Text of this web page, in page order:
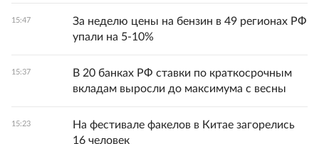
15:47
За неделю цены на бензин в 49 регионах РФ
упали на 5-10%
15:37
В 20 банках РФ ставки по краткосрочным
вкладам выросли до максимума с весны
15:23
На фестивале факелов в Китае загорелись
16 человек